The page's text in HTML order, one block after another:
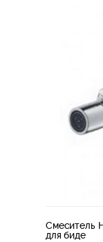
Смеситель
для биде